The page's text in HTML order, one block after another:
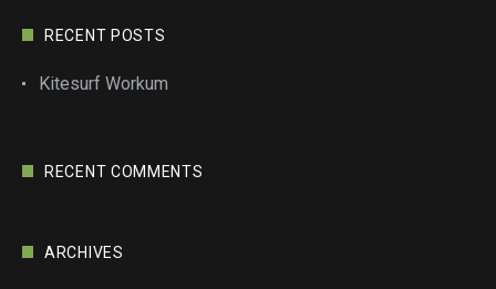
RECENT POSTS
Kitesurf Workum
RECENT COMMENTS
ARCHIVES